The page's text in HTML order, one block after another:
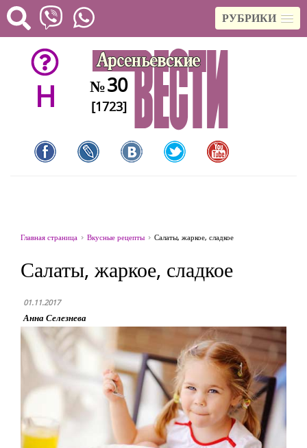
РУБРИКИ
H №30
[1723]
Главная страница Вкусные рецепты Салаты, жаркое, сладкое
Салаты, жаркое, сладкое
01.11.2017
Анна Селезнева